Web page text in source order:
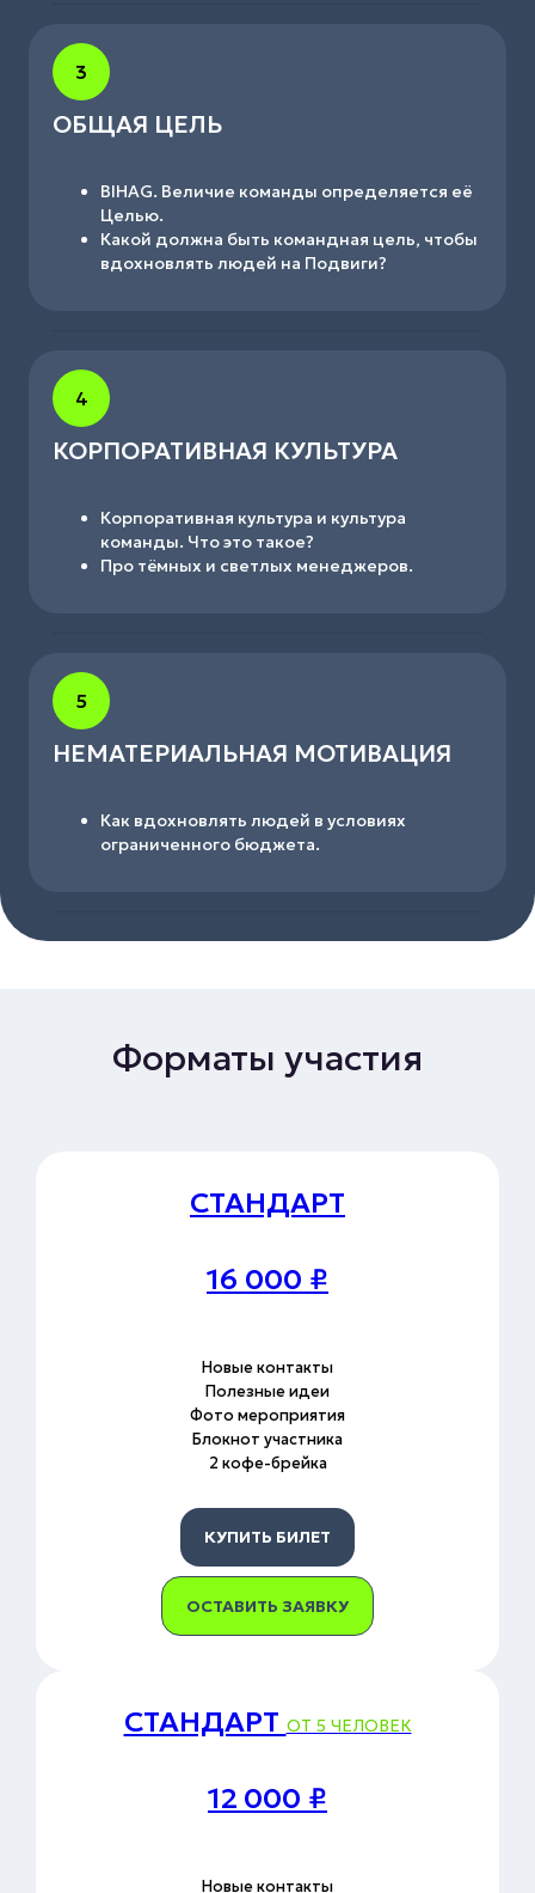
3
ОБЩАЯ ЦЕЛЬ
BIHAG. Величие команды определяется её
Целью.
Какой должна быть командная цель, чтобы
вдохновлять людей на Подвиги?
4
КОРПОРАТИВНАЯ КУЛЬТУРА
Корпоративная культура и культура
команды. Что это такое?
Про тёмных и светлых менеджеров.
5
НЕМАТЕРИАЛЬНАЯ МОТИВАЦИЯ
Как вдохновлять людей в условиях
ограниченного бюджета.
Форматы участия
СТАНДАРТ
16 000 ₽
Новые контакты
Полезные идеи
Фото мероприятия
Блокнот участника
2 кофе-брейка
КУПИТЬ БИЛЕТ
ОСТАВИТЬ ЗАЯВКУ
СТАНДАРТ ОТ 5 ЧЕЛОВЕК
12 000 ₽
Новые контакты